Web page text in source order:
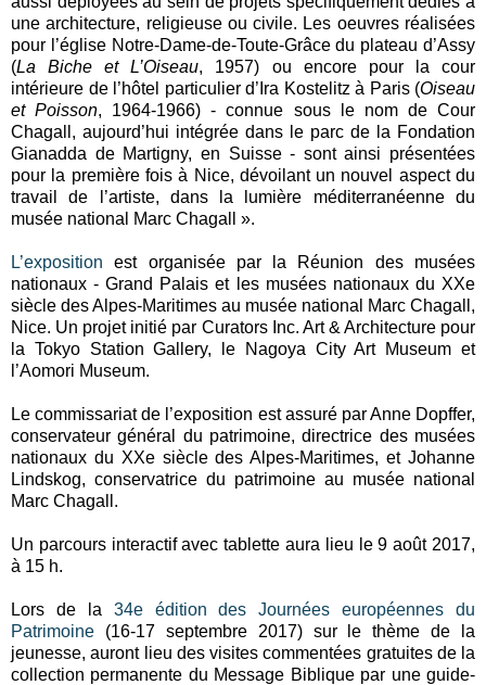
une architecture, religieuse ou civile. Les oeuvres réalisées
pour l’église Notre-Dame-de-Toute-Grâce du plateau d’Assy
(La Biche et L’Oiseau, 1957) ou encore pour la cour
intérieure de l’hôtel particulier d’Ira Kostelitz à Paris (Oiseau
et Poisson, 1964-1966) - connue sous le nom de Cour
Chagall, aujourd’hui intégrée dans le parc de la Fondation
Gianadda de Martigny, en Suisse - sont ainsi présentées
pour la première fois à Nice, dévoilant un nouvel aspect du
travail de l’artiste, dans la lumière méditerranéenne du
musée national Marc Chagall ».
L’exposition est organisée par la Réunion des musées
nationaux - Grand Palais et les musées nationaux du XXe
siècle des Alpes-Maritimes au musée national Marc Chagall,
Nice. Un projet initié par Curators Inc. Art & Architecture pour
la Tokyo Station Gallery, le Nagoya City Art Museum et
l’Aomori Museum.
Le commissariat de l’exposition est assuré par Anne Dopffer,
conservateur général du patrimoine, directrice des musées
nationaux du XXe siècle des Alpes-Maritimes, et Johanne
Lindskog, conservatrice du patrimoine au musée national
Marc Chagall.
Un parcours interactif avec tablette aura lieu le 9 août 2017,
à 15 h.
Lors de la 34e édition des Journées européennes du
Patrimoine (16-17 septembre 2017) sur le thème de la
jeunesse, auront lieu des visites commentées gratuites de la
collection permanente du Message Biblique par une guide-